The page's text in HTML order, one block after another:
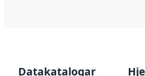
Datakatalogar